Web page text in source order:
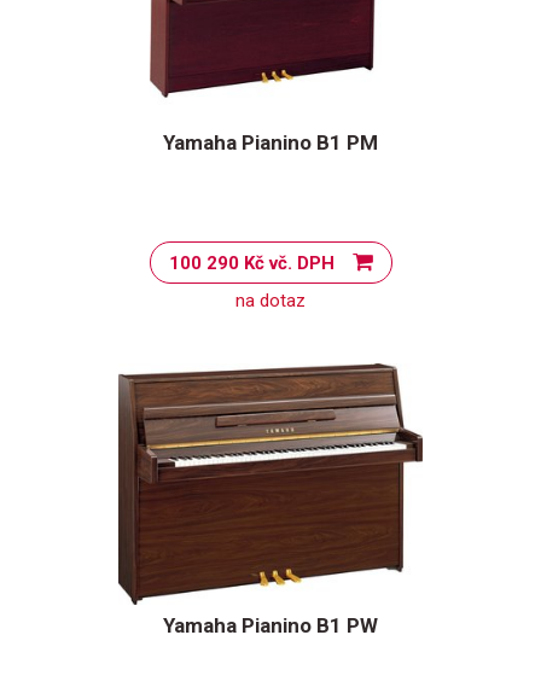
Yamaha Pianino B1 PM
100 290 Kč vč. DPH
na dotaz
Yamaha Pianino B1 PW